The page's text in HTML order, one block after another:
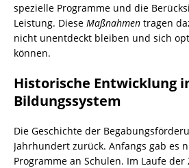
spezielle Programme und die
Leistung. Diese Maßnahmen tragen
nicht unentdeckt bleiben und sich
können.
Historische Entwicklung
Bildungssystem
Die Geschichte der
Jahrhundert zurück. Anfangs gab es
Programme an Schulen. Im Laufe